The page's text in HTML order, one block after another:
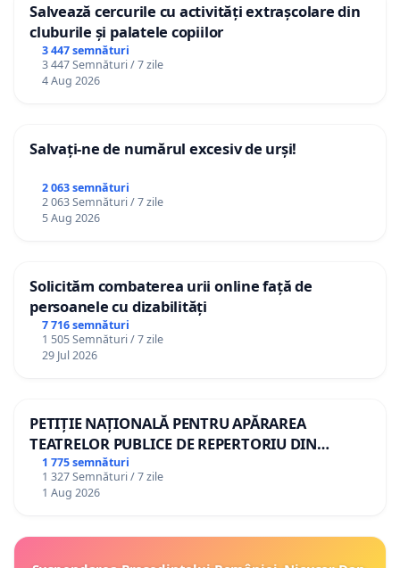
Salvează cercurile cu activități extrașcolare din
cluburile și palatele copiilor
3 447 semnături
3 447 Semnături / 7 zile
4 Aug 2026
Salvați-ne de numărul excesiv de urși!
2 063 semnături
2 063 Semnături / 7 zile
5 Aug 2026
Solicităm combaterea urii online față de
persoanele cu dizabilități
7 716 semnături
1 505 Semnături / 7 zile
29 Jul 2026
PETIȚIE NAȚIONALĂ PENTRU APĂRAREA
TEATRELOR PUBLICE DE REPERTORIU DIN
ROMÂNIA
1 775 semnături
1 327 Semnături / 7 zile
1 Aug 2026